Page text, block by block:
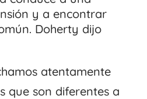
y a encontrar
Doherty dijo
atentamente
que son diferentes a